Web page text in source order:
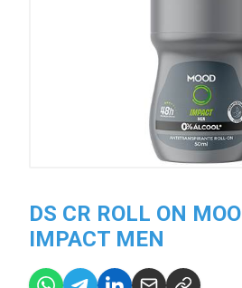
DS CR ROLL ON
IMPACT MEN